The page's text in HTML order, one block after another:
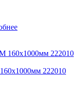
222010